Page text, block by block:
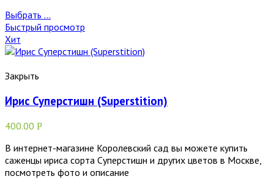
Выбрать ...
Быстрый просмотр
Хит
Закрыть
Ирис Суперстишн (Superstition)
400.00 Р
В интернет-магазине Королевский сад вы можете купить
саженцы ириса сорта Суперстишн и других цветов в Москве,
посмотреть фото и описание